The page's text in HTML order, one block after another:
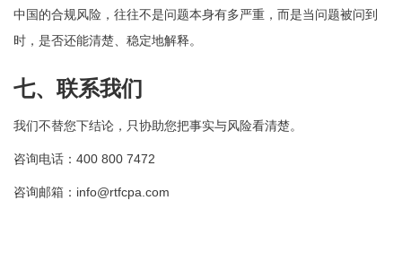
中国的合规风险，往往不是问题本身有多严重，而是当问题被问到
时，是否还能清楚、稳定地解释。
七、联系我们
我们不替您下结论，只协助您把事实与风险看清楚。
咨询电话： 400 800 7472
咨询邮箱： info@rtfcpa.com